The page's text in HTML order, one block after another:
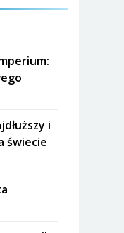
i
świecie